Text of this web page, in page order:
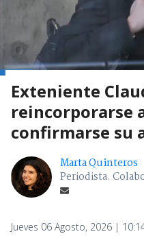
Exteniente
reincorporarse
confirmarse su
Marta Quinteros
Periodista.
Jueves 06 Agosto, 2026 |